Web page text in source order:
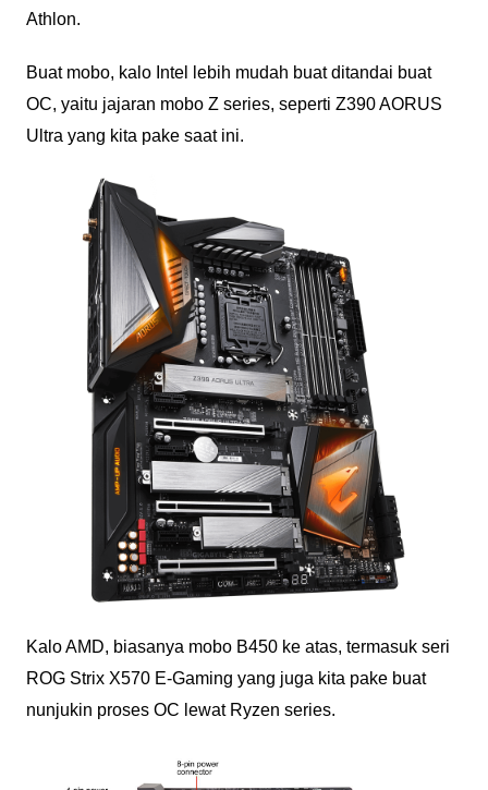
Athlon.
Buat mobo, kalo Intel lebih mudah buat ditandai buat
OC, yaitu jajaran mobo Z series, seperti Z390 AORUS
Ultra yang kita pake saat ini.
Kalo AMD, biasanya mobo B450 ke atas, termasuk seri
ROG Strix X570 E-Gaming yang juga kita pake buat
nunjukin proses OC lewat Ryzen series.